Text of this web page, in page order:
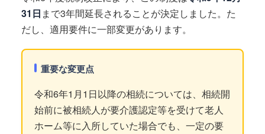
31日 まで3年間延長されることが決定しました。た
だし、適用要件に一部変更があります。
重要な変更点
令和6年1月1日以降の相続については、相続開
始前に被相続人が要介護認定等を受けて老人
ホーム等に入所していた場合でも、一定の要